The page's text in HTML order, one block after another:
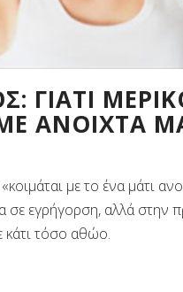
ΓΙΑΤΙ
ΑΝΟΙΧΤΑ
με το ένα μάτι
σε εγρήγορση, αλλά στην
κάτι τόσο αθώο.3ο ΣΕΜΙΝΑΡΙΟ